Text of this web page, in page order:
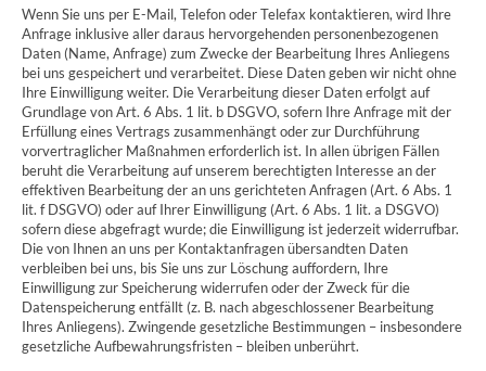
Wenn Sie uns per E-Mail, Telefon oder Telefax kontaktieren, wird Ihre
Anfrage inklusive aller daraus hervorgehenden personenbezogenen
Daten (Name, Anfrage) zum Zwecke der Bearbeitung Ihres Anliegens
bei uns gespeichert und verarbeitet. Diese Daten geben wir nicht ohne
Ihre Einwilligung weiter. Die Verarbeitung dieser Daten erfolgt auf
Grundlage von Art. 6 Abs. 1 lit. b DSGVO, sofern Ihre Anfrage mit der
Erfüllung eines Vertrags zusammenhängt oder zur Durchführung
vorvertraglicher Maßnahmen erforderlich ist. In allen übrigen Fällen
beruht die Verarbeitung auf unserem berechtigten Interesse an der
effektiven Bearbeitung der an uns gerichteten Anfragen (Art. 6 Abs. 1
lit. f DSGVO) oder auf Ihrer Einwilligung (Art. 6 Abs. 1 lit. a DSGVO)
sofern diese abgefragt wurde; die Einwilligung ist jederzeit widerrufbar.
Die von Ihnen an uns per Kontaktanfragen übersandten Daten
verbleiben bei uns, bis Sie uns zur Löschung auffordern, Ihre
Einwilligung zur Speicherung widerrufen oder der Zweck für die
Datenspeicherung entfällt (z. B. nach abgeschlossener Bearbeitung
Ihres Anliegens). Zwingende gesetzliche Bestimmungen – insbesondere
gesetzliche Aufbewahrungsfristen – bleiben unberührt.